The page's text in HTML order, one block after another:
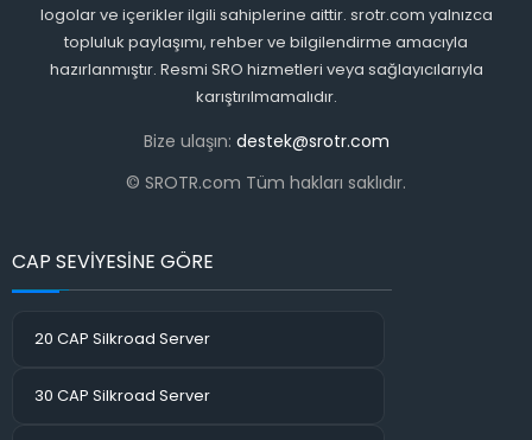
logolar ve içerikler ilgili sahiplerine aittir. srotr.com yalnızca
topluluk paylaşımı, rehber ve bilgilendirme amacıyla
hazırlanmıştır. Resmi SRO hizmetleri veya sağlayıcılarıyla
karıştırılmamalıdır.
Bize ulaşın: destek@srotr.com
© SROTR.com Tüm hakları saklıdır.
CAP SEVİYESİNE GÖRE
20 CAP Silkroad Server
30 CAP Silkroad Server